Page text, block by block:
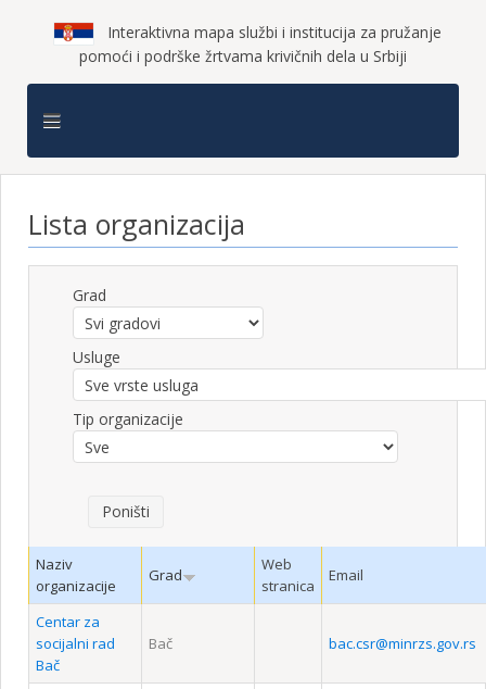
Interaktivna mapa službi i institucija za pružanje
pomoći i podrške žrtvama krivičnih dela u Srbiji
Lista organizacija
Grad
Usluge
Tip organizacije
Poništi
Naziv
organizacije
Grad
Web
stranica
Email
Centar za
socijalni rad
Bač
Bač bac.csr@minrzs.gov.rs